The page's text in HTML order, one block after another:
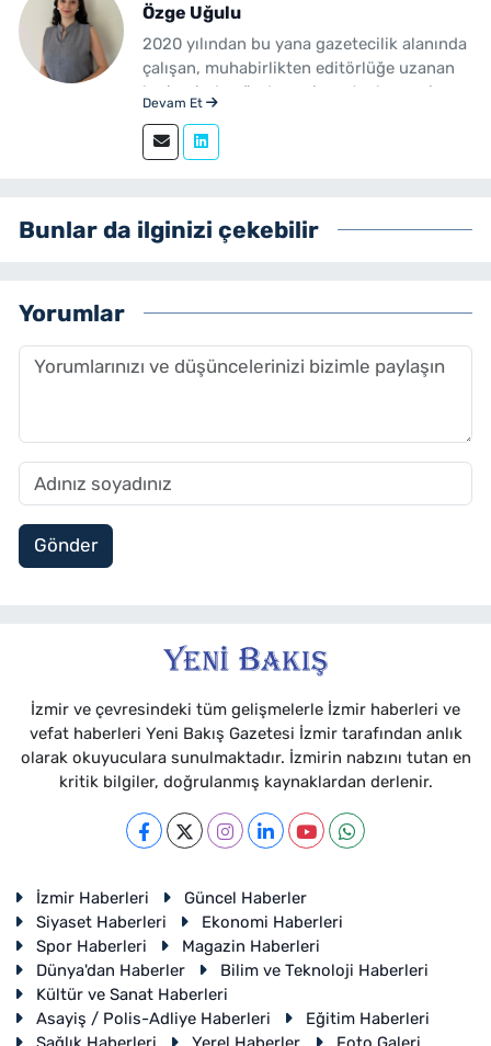
Özge Uğulu
2020 yılından bu yana gazetecilik alanında
çalışan, muhabirlikten editörlüğe uzanan
kariyerinde gündem, siyaset, ekonomi,
olmak üzere birçok alanda içerik üreten bir
gazetecidir. Ege Üniversitesi İletişim
olarak çalışmalarını sürdürmektedir.
Devam Et
Bunlar da ilginizi çekebilir
Yorumlar
Gönder
İzmir ve çevresindeki tüm gelişmelerle İzmir haberleri ve
vefat haberleri Yeni Bakış Gazetesi İzmir tarafından anlık
olarak okuyuculara sunulmaktadır. İzmirin nabzını tutan en
kritik bilgiler, doğrulanmış kaynaklardan derlenir.
İzmir Haberleri
Güncel Haberler
Siyaset Haberleri
Ekonomi Haberleri
Spor Haberleri
Magazin Haberleri
Dünya'dan Haberler
Bilim ve Teknoloji Haberleri
Kültür ve Sanat Haberleri
Asayiş / Polis-Adliye Haberleri
Eğitim Haberleri